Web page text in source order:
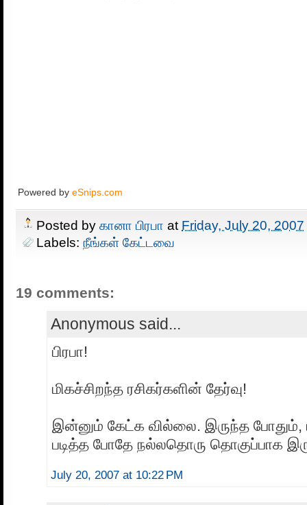
Powered by eSnips.com
Posted by கானா பிரபா at Friday, July 20, 2007
Labels: நீங்கள் கேட்டவை
19 comments:
Anonymous said...
பிரபா!
மிகச்சிறந்த ரசிகர்களின் தேர்வு!
இன்னும் கேட்க வில்லை. இருந்த போதும்,
படித்த போதே நல்லதொரு தொகுப்பாக
July 20, 2007 at 10:22 PM